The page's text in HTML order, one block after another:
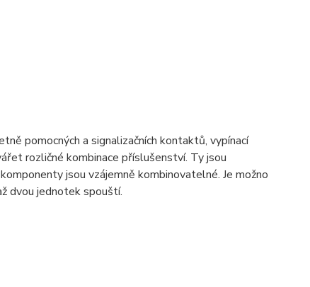
pomocných a signalizačních kontaktů, vypínací
rozličné kombinace příslušenství. Ty jsou
jsou vzájemně kombinovatelné. Je možno
dvou jednotek spouští.